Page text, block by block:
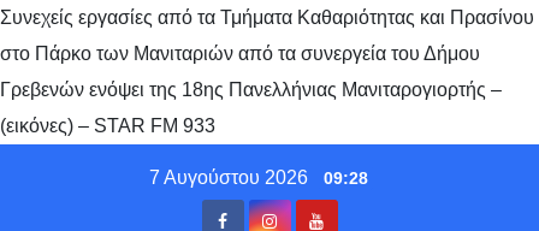
Συνεχείς εργασίες από τα Τμήματα Καθαριότητας και Πρασίνου
στο Πάρκο των Μανιταριών από τα συνεργεία του Δήμου
Γρεβενών ενόψει της 18ης Πανελλήνιας Μανιταρογιορτής –
(εικόνες) – STAR FM 933
7 Αυγούστου 2026 09:28